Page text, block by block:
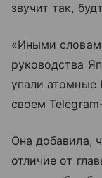
звучит так,
«Иными
руководства
упали атомные
своем
Она добавила,
отличие от